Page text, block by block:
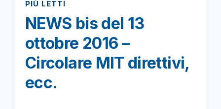
PIÙ LETTI
NEWS bis del 13
ottobre 2016 –
Circolare MIT direttivi,
ecc.